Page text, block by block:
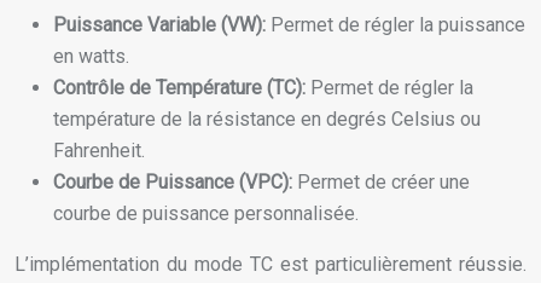
Puissance Variable (VW): Permet de régler la puissance
en watts.
Contrôle de Température (TC): Permet de régler la
température de la résistance en degrés Celsius ou
Fahrenheit.
Courbe de Puissance (VPC): Permet de créer une
courbe de puissance personnalisée.
L’implémentation du mode TC est particulièrement réussie.